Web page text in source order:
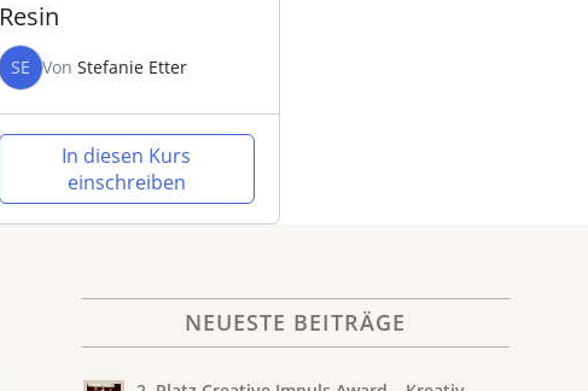
Resin
SE Von Stefanie Etter
In diesen Kurs
einschreiben
NEUESTE BEITRÄGE